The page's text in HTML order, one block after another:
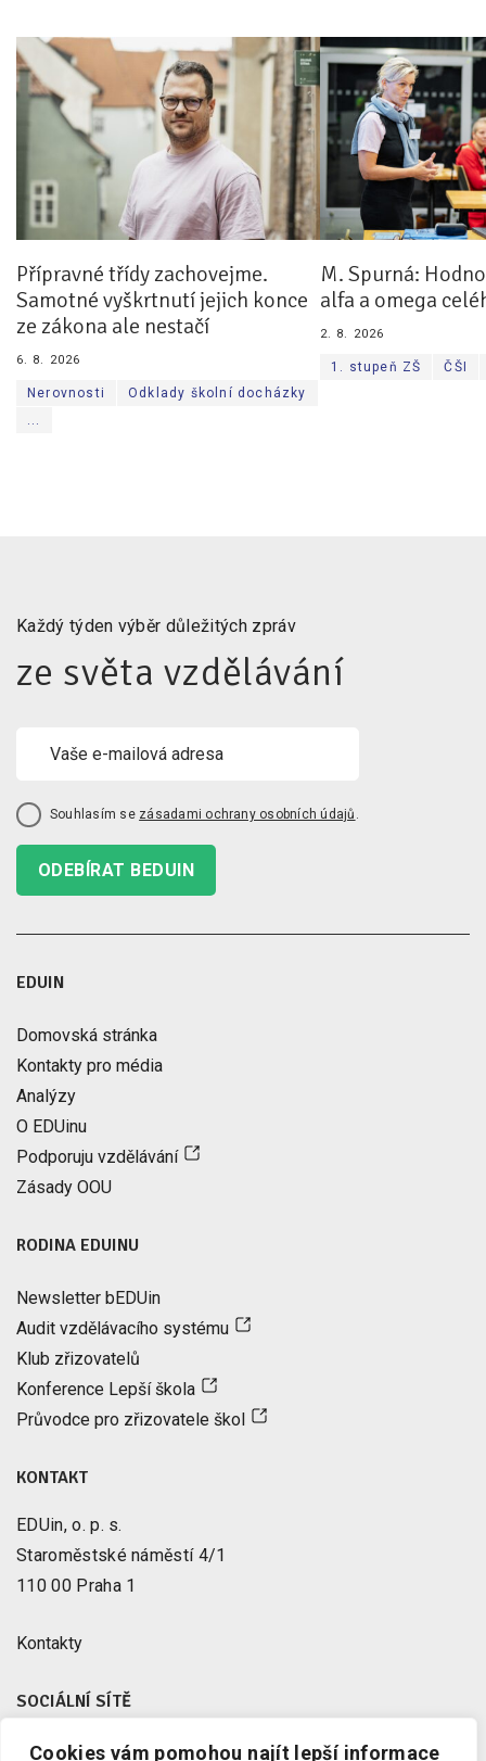
Cookies vám pomohou najít lepší informace
Přípravné třídy zachovejme.
Samotné vyškrtnutí jejich konce
ze zákona ale nestačí
6. 8. 2026
Nerovnosti
Odklady školní docházky
...
M. Spurná:
alfa a omega
2. 8. 2026
1. stupeň ZŠ ČŠI
Každý týden výběr důležitých zpráv
ze světa vzdělávání
Souhlasím se zásadami ochrany osobních údajů .
ODEBÍRAT BEDUIN
EDUIN
Domovská stránka
Kontakty pro média
Analýzy
O EDUinu
Podporuju vzdělávání
Zásady OOU
RODINA EDUINU
Newsletter bEDUin
Audit vzdělávacího systému
Klub zřizovatelů
Konference Lepší škola
Průvodce pro zřizovatele škol
KONTAKT
EDUin, o. p. s.
Staroměstské náměstí 4/1
110 00 Praha 1
Kontakty
SOCIÁLNÍ SÍTĚ
Facebook